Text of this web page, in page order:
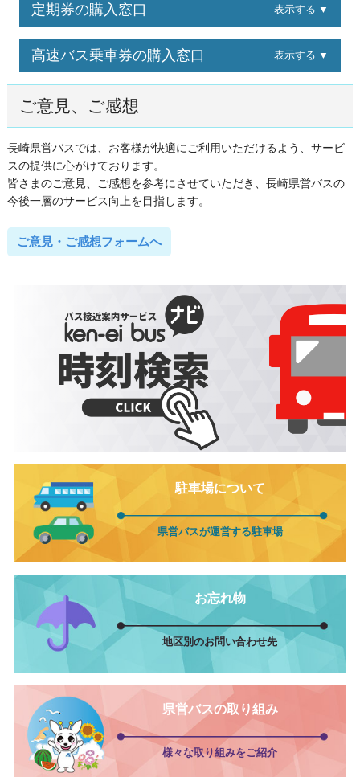
定期券の購入窓口 表示する ▼
高速バス乗車券の購入窓口 表示する ▼
ご意見、ご感想
長崎県営バスでは、お客様が快適にご利用いただけるよう、サービ
スの提供に心がけております。
皆さまのご意見、ご感想を参考にさせていただき、長崎県営バスの
今後一層のサービス向上を目指します。
ご意見・ご感想フォームへ
駐車場について
県営バスが運営する駐車場
お忘れ物
地区別のお問い合わせ先
県営バスの取り組み
様々な取り組みをご紹介